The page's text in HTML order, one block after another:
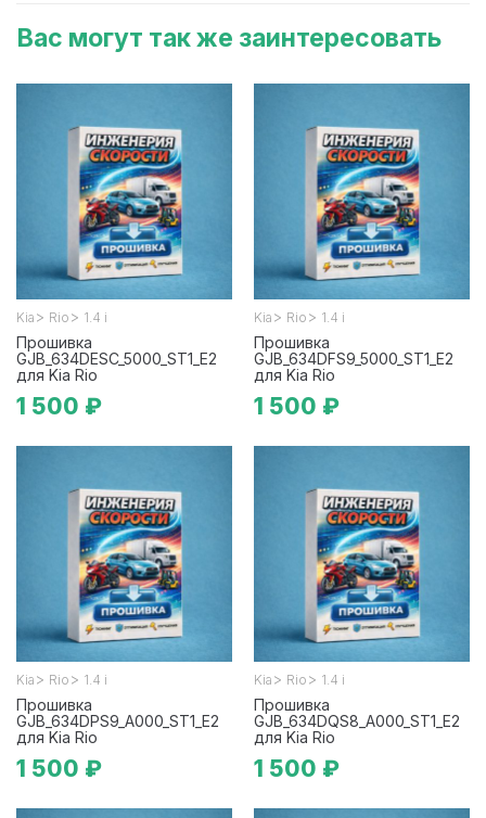
Вас могут так же заинтересовать
Kia > Rio > 1.4 i
Прошивка
GJB_634DESC_5000_ST1_E2
для Kia Rio
1 500 ₽
Kia > Rio > 1.4 i
Прошивка
GJB_634DFS9_5000_ST1_E2
для Kia Rio
1 500 ₽
Kia > Rio > 1.4 i
Прошивка
GJB_634DPS9_A000_ST1_E2
для Kia Rio
1 500 ₽
Kia > Rio > 1.4 i
Прошивка
GJB_634DQS8_A000_ST1_E2
для Kia Rio
1 500 ₽